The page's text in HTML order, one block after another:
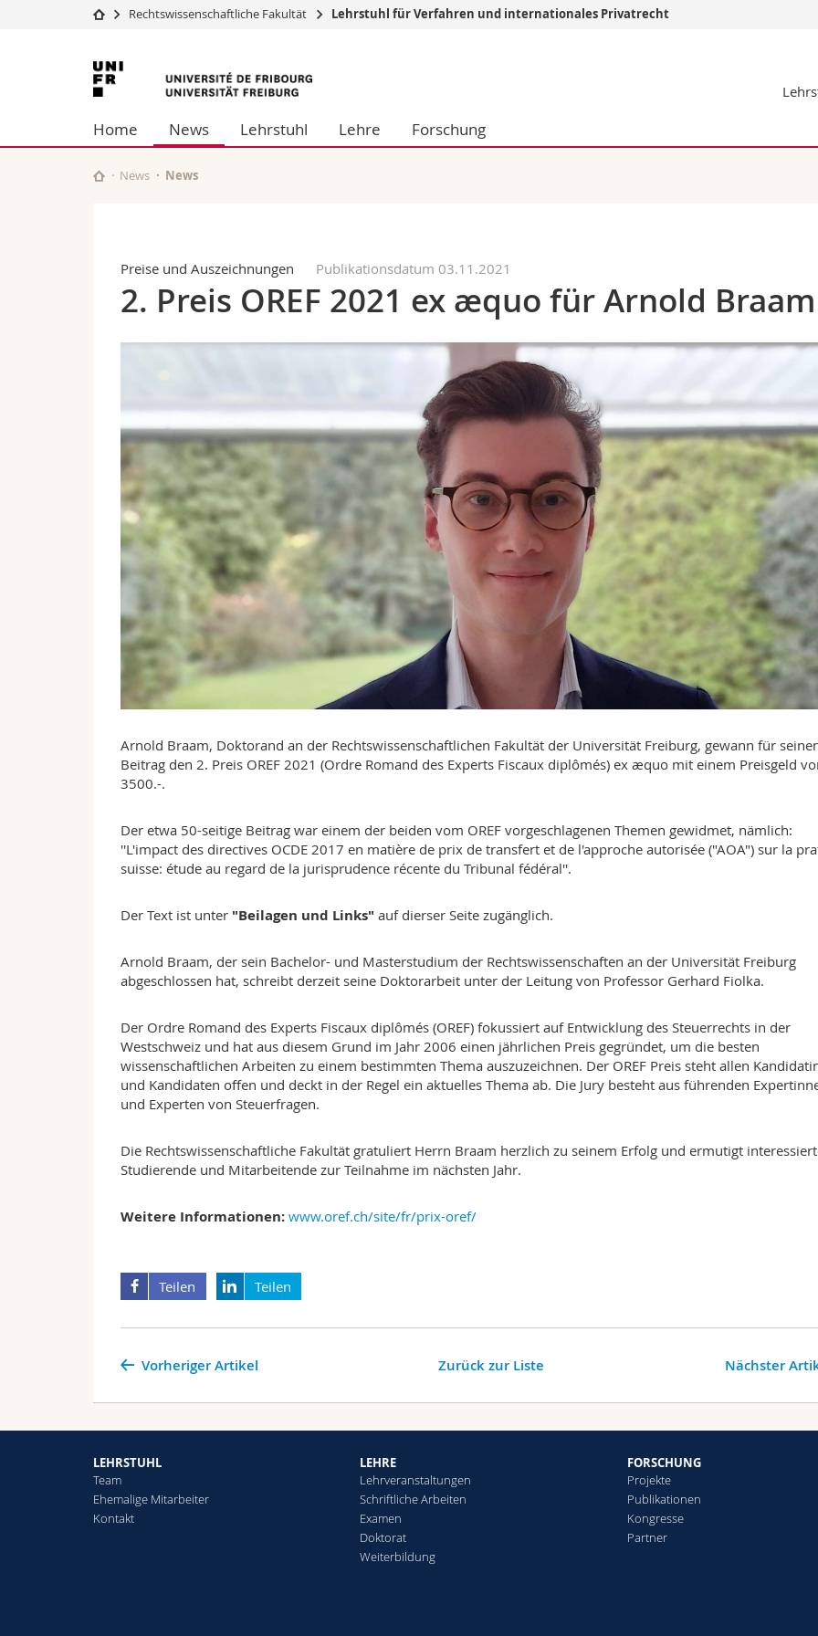
Universität
Studium
Forschung
Universität
Weiterbildung
Wirtschafts- und Sozialwissenschaftliche Fak.
Philosophische Fak.
Forschende
Rechtswissenschaftliche Fakultät Lehrstuhl für Verfahren und internationales Privatrecht
Universität
Freiburg
Home News Lehrstuhl Lehre Forschung
News News
Preise und Auszeichnungen Publikationsdatum 03.11.2021
2. Preis OREF 2021 ex æquo für Arnold Braam
Arnold Braam, Doktorand an der Rechtswissenschaftlichen Fakultät der Universität Freiburg, gewann für
Beitrag den 2. Preis OREF 2021 (Ordre Romand des Experts Fiscaux diplômés) ex æquo mit einem Preisgeld
3500.-.
Der etwa 50-seitige Beitrag war einem der beiden vom OREF vorgeschlagenen Themen gewidmet, nämlich:
''L'impact des directives OCDE 2017 en matière de prix de transfert et de l'approche autorisée ("AOA") sur la
suisse: étude au regard de la jurisprudence récente du Tribunal fédéral''.
Der Text ist unter "Beilagen und Links" auf dierser Seite zugänglich.
Arnold Braam, der sein Bachelor- und Masterstudium der Rechtswissenschaften an der Universität Freiburg
abgeschlossen hat, schreibt derzeit seine Doktorarbeit unter der Leitung von Professor Gerhard Fiolka.
Der Ordre Romand des Experts Fiscaux diplômés (OREF) fokussiert auf Entwicklung des Steuerrechts in der
Westschweiz und hat aus diesem Grund im Jahr 2006 einen jährlichen Preis gegründet, um die besten
wissenschaftlichen Arbeiten zu einem bestimmten Thema auszuzeichnen. Der OREF Preis steht allen
und Kandidaten offen und deckt in der Regel ein aktuelles Thema ab. Die Jury besteht aus führenden
und Experten von Steuerfragen.
Die Rechtswissenschaftliche Fakultät gratuliert Herrn Braam herzlich zu seinem Erfolg und ermutigt
Studierende und Mitarbeitende zur Teilnahme im nächsten Jahr.
Weitere Informationen: www.oref.ch/site/fr/prix-oref/
Teilen Teilen
Nächster
Vorheriger Artikel Zurück zur Liste
LEHRSTUHL
Team
Ehemalige Mitarbeiter
Kontakt
LEHRE
Lehrveranstaltungen
Schriftliche Arbeiten
Examen
Doktorat
Weiterbildung
FORSCHUNG
Projekte
Publikationen
Kongresse
Partner